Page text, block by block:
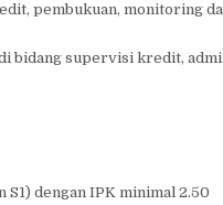
pembukuan, monitoring
bidang supervisi kredit,
S1) dengan IPK minimal 2.50